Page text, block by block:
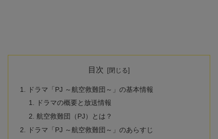
目次
ドラマ「PJ ～航空救難団～」の基本情報
ドラマの概要と放送情報
航空救難団（PJ）とは？
ドラマ「PJ ～航空救難団～」のあらすじ